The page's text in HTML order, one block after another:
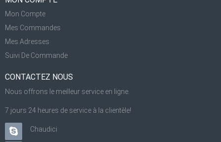
Mon Compte
Mes Commandes
Mes Adresses
Suivi De Commande
CONTACTEZ NOUS
Nous offrons le meilleur service en ligne.
7 jours 24 heures de service à la clientèle!
Chaudici